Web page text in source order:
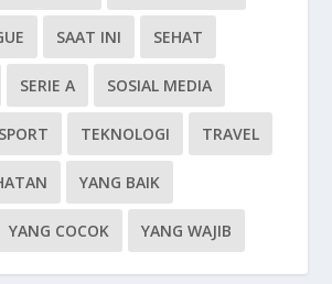
SAAT INI SEHAT
SERIE A SOSIAL MEDIA
SPORT TEKNOLOGI TRAVEL
YANG BAIK
YANG COCOK YANG WAJIB